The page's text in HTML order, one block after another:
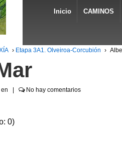
Inicio CAMINOS
› Etapa 3A1. Olveiroa-Corcubión ›
No hay comentarios
0)